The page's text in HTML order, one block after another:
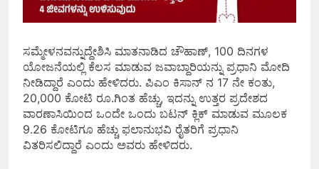
ಸಮ್ಮೇಳನವನ್ನುದ್ದೇಶಿಸಿ ಮಾತನಾಡಿದ ಚೌಹಾಣ್, 100 ದಿನಗಳ
ಯೋಜನೆಯಲ್ಲಿ ಕೆಲಸ ಮಾಡುವ ಜವಾಬ್ದಾರಿಯನ್ನು ಪ್ರಧಾನಿ ಮೋದಿ
ನೀಡಿದ್ದಾರೆ ಎಂದು ಹೇಳಿದರು. ಪಿಎಂ ಕಿಸಾನ್ ನ 17 ನೇ ಕಂತು,
20,000 ಕೋಟಿ ರೂ.ಗಿಂತ ಹೆಚ್ಚು, ಇದನ್ನು ಉತ್ತರ ಪ್ರದೇಶದ
ವಾರಣಾಸಿಯಿಂದ ಒಂದೇ ಒಂದು ಬಟನ್ ಕ್ಲಿಕ್ ಮಾಡುವ ಮೂಲಕ
9.26 ಕೋಟಿಗೂ ಹೆಚ್ಚು ಫಲಾನುಭವಿ ರೈತರಿಗೆ ಪ್ರಧಾನಿ
ವಿತರಿಸಲಿದ್ದಾರೆ ಎಂದು ಅವರು ಹೇಳಿದರು.